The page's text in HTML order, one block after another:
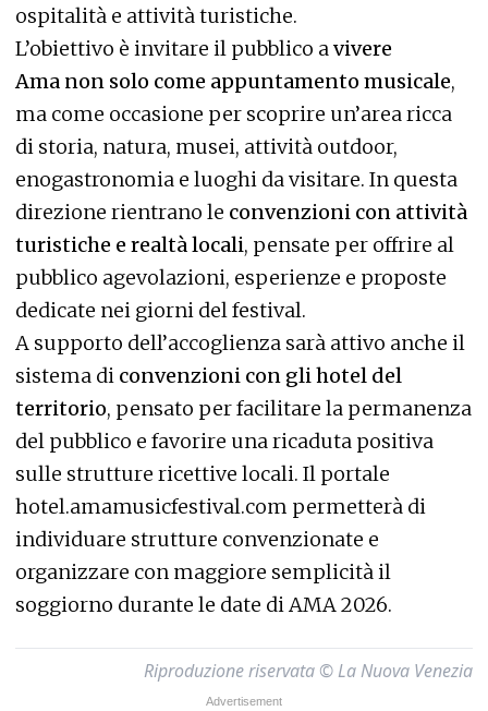
ospitalità e attività turistiche.
L’obiettivo è invitare il pubblico avivere
Ama non solo come appuntamento musicale,
ma come occasione per scoprire un’area ricca
di storia, natura, musei, attività outdoor,
enogastronomia e luoghi da visitare. In questa
direzione rientrano le convenzioni con attività
turistiche e realtà locali, pensate per offrire al
pubblico agevolazioni, esperienze e proposte
dedicate nei giorni del festival.
A supporto dell’accoglienza sarà attivo anche il
sistema di convenzioni con gli hotel del
territorio, pensato per facilitare la permanenza
del pubblico e favorire una ricaduta positiva
sulle strutture ricettive locali. Il portale
hotel.amamusicfestival.com permetterà di
individuare strutture convenzionate e
organizzare con maggiore semplicità il
soggiorno durante le date di AMA 2026.
Riproduzione riservata © La Nuova Venezia